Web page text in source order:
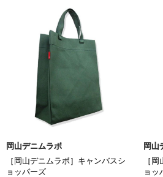
岡山デニムラボ
［岡山デニムラボ］キャンバスシ
ョッパーズ
岡山
［
ョッ